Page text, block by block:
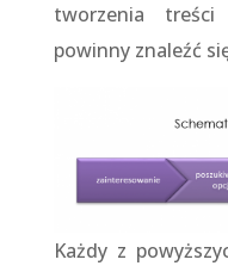
tworzenia treści
powinny znaleźć
Każdy z